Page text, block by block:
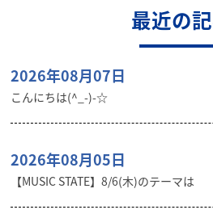
最近の
2026年08月07日
こんにちは(^_-)-☆
2026年08月05日
【MUSIC STATE】8/6(木)のテーマは